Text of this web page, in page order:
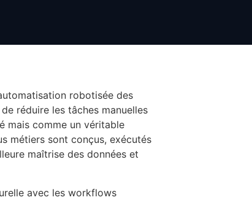
robotisée des
réduire les tâches manuelles
mais comme un véritable
métiers sont conçus, exécutés
maîtrise des données et
avec les workflows